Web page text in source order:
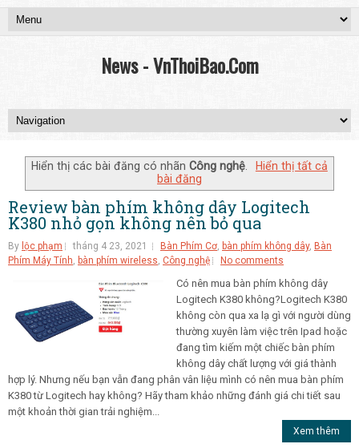
News - VnThoiBao.Com
Hiển thị các bài đăng có nhãnCông nghệ.
Hiển thị tất cả
bài đăng
Review bàn phím không dây Logitech
K380 nhỏ gọn không nên bỏ qua
By lộc phạm tháng 4 23, 2021 Bàn Phím Cơ bàn phím không dây, Bàn
Phím Máy Tính
bàn phím wireless Công nghệ No comments
Có nên mua bàn phím không dây
Logitech K380 không?Logitech K380
không còn qua xa lạ gì với người dùng
thường xuyên làm việc trên Ipad hoặc
đang tìm kiếm một chiếc bàn phím
không dây chất lượng với giá thành
hợp lý. Nhưng nếu bạn vẫn đang phân vân liệu mình có nên mua bàn phím
K380 từ Logitech hay không? Hãy tham khảo những đánh giá chi tiết sau
một khoản thời gian trải nghiệm...
Xem thêm